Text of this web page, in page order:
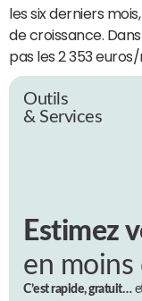
les six derniers
de croissance.
pas les 2 353 euros/
Outils
& Services
Estimez
en moins
C’est rapide, gratuit…